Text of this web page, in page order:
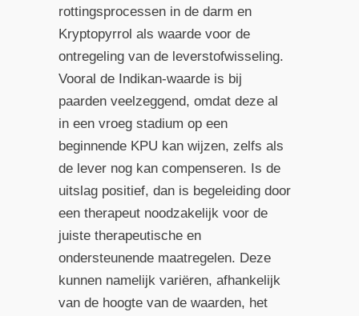
rottingsprocessen in de darm en
Kryptopyrrol als waarde voor de
ontregeling van de leverstofwisseling.
Vooral de Indikan-waarde is bij
paarden veelzeggend, omdat deze al
in een vroeg stadium op een
beginnende KPU kan wijzen, zelfs als
de lever nog kan compenseren. Is de
uitslag positief, dan is begeleiding door
een therapeut noodzakelijk voor de
juiste therapeutische en
ondersteunende maatregelen. Deze
kunnen namelijk variëren, afhankelijk
van de hoogte van de waarden, het